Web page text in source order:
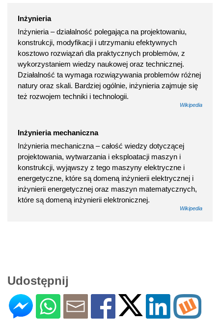
Inżynieria
Inżynieria – działalność polegająca na projektowaniu,
konstrukcji, modyfikacji i utrzymaniu efektywnych
kosztowo rozwiązań dla praktycznych problemów, z
wykorzystaniem wiedzy naukowej oraz technicznej.
Działalność ta wymaga rozwiązywania problemów różnej
natury oraz skali. Bardziej ogólnie, inżynieria zajmuje się
też rozwojem techniki i technologii.
Wikipedia
Inżynieria mechaniczna
Inżynieria mechaniczna – całość wiedzy dotyczącej
projektowania, wytwarzania i eksploatacji maszyn i
konstrukcji, wyjąwszy z tego maszyny elektryczne i
energetyczne, które są domeną inżynierii elektrycznej i
inżynierii energetycznej oraz maszyn matematycznych,
które są domeną inżynierii elektronicznej.
Wikipedia
Udostępnij